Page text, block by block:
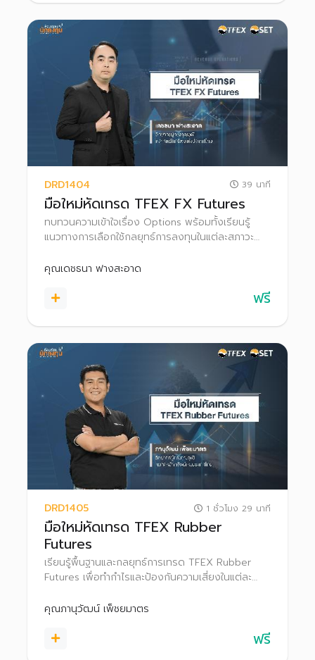
DRD1404 39 นาที
มือใหม่หัดเทรด TFEX FX Futures
ทบทวนความเข้าใจเรื่อง Options พร้อมทั้งเรียนรู้
แนวทางการเลือกใช้กลยุทธ์การลงทุนในแต่ละสภาวะ
ตัดสินใจในการเทรด Options
คุณเดชธนา ฟางสะอาด
ฟรี
DRD1405 1 ชั่วโมง 29 นาที
มือใหม่หัดเทรด TFEX Rubber
Futures
เรียนรู้พื้นฐานและกลยุทธ์การเทรด TFEX Rubber
Futures เพื่อทำกำไรและป้องกันความเสี่ยงในแต่ละ
คุณภานุวัฒน์ เพ็ชยมาตร
ฟรี